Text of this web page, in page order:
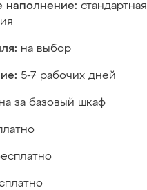
наполнение: стандартная
на выбор
5-7 рабочих дней
за базовый шкаф